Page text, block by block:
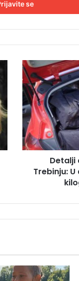
D
e
t
a
l
j
i
o
z
j
n
o
j
Detalji
Trebinju: